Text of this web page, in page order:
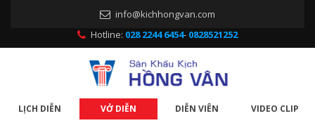
info@kichhongvan.com
Hotline: 028 2244 6454- 0828521252
LỊCH DIỄN VỞ DIỄN DIỄN VIÊN
VIDEO CLIP